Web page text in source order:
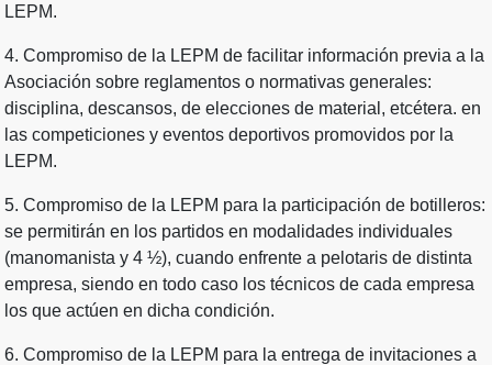
LEPM.
4. Compromiso de la LEPM de facilitar información previa a la
Asociación sobre reglamentos o normativas generales:
disciplina, descansos, de elecciones de material, etcétera. en
las competiciones y eventos deportivos promovidos por la
LEPM.
5. Compromiso de la LEPM para la participación de botilleros:
se permitirán en los partidos en modalidades individuales
(manomanista y 4 ½), cuando enfrente a pelotaris de distinta
empresa, siendo en todo caso los técnicos de cada empresa
los que actúen en dicha condición.
6. Compromiso de la LEPM para la entrega de invitaciones a